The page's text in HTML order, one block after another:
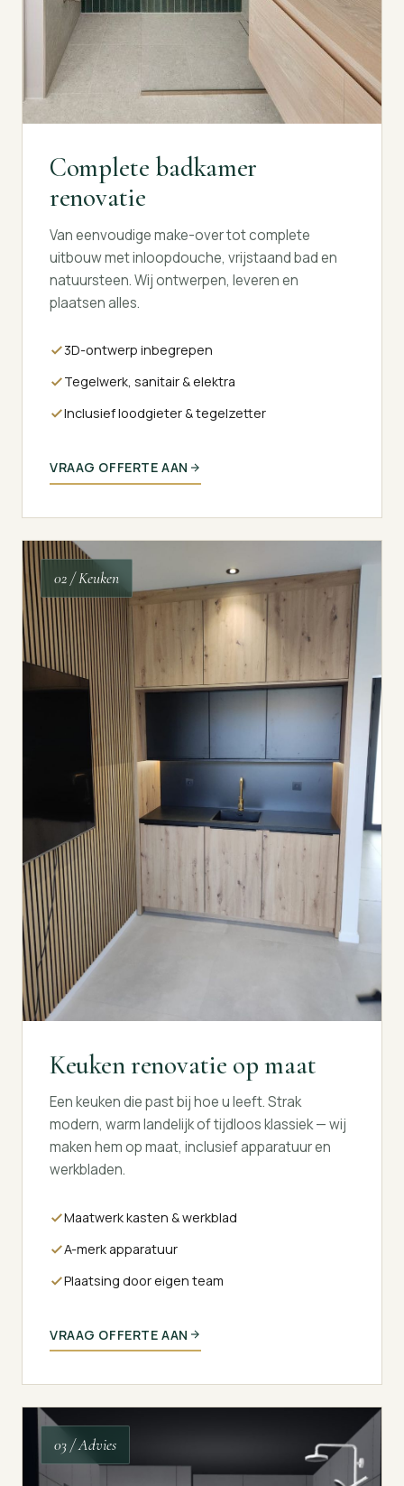
Complete badkamer
renovatie
Van eenvoudige make-over tot complete
uitbouw met inloopdouche, vrijstaand bad en
natuursteen. Wij ontwerpen, leveren en
plaatsen alles.
3D-ontwerp inbegrepen
Tegelwerk, sanitair & elektra
Inclusief loodgieter & tegelzetter
VRAAG OFFERTE AAN
02 / Keuken
Keuken renovatie op maat
Een keuken die past bij hoe u leeft. Strak
modern, warm landelijk of tijdloos klassiek — wij
maken hem op maat, inclusief apparatuur en
werkbladen.
Maatwerk kasten & werkblad
A-merk apparatuur
Plaatsing door eigen team
VRAAG OFFERTE AAN
03 / Advies